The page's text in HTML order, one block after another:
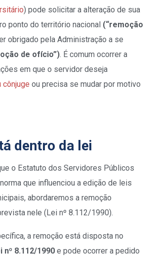
) pode solicitar a alteração de sua
ponto do território nacional (“remoção
obrigado pela Administração a se
de ofício”). É comum ocorrer a
em que o servidor deseja
cônjuge ou precisa se mudar por motivo
dentro da lei
o Estatuto dos Servidores Públicos
que influenciou a edição de leis
abordaremos a remoção
nele (Lei nº 8.112/1990).
a remoção está disposta no
nº 8.112/1990 e pode ocorrer a pedido